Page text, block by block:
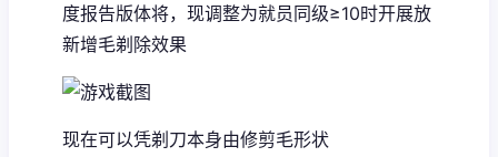
度报告版体将，现调整为就员同级≥10时开展放
新增毛剃除效果
现在可以凭剃刀本身由修剪毛形状